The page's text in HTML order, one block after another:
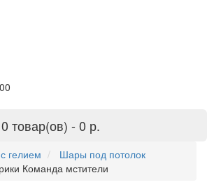
0 товар(ов) - 0 р.
гелием
Шары под потолок
Команда мстители